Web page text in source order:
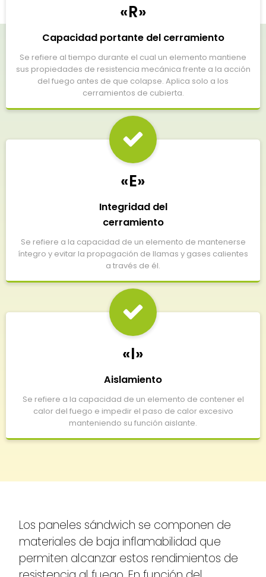
«R»
Capacidad portante del cerramiento
Se refiere al tiempo durante el cual un elemento mantiene
sus propiedades de resistencia mecánica frente a la acción
del fuego antes de que colapse. Aplica solo a los
cerramientos de cubierta.
«E»
Integridad del
cerramiento
Se refiere a la capacidad de un elemento de mantenerse
íntegro y evitar la propagación de llamas y gases calientes
a través de él.
«I»
Aislamiento
Se refiere a la capacidad de un elemento de contener el
calor del fuego e impedir el paso de calor excesivo
manteniendo su función aislante.
Los paneles sándwich se componen de
materiales de baja inflamabilidad que
permiten alcanzar estos rendimientos de